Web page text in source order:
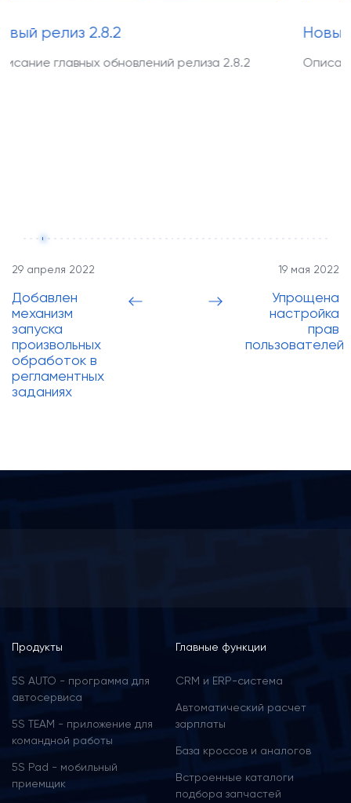
обновлений релиза 2.8.2
Новый релиз 2.8.1
Описание главных
29 апреля 2022
Добавлен
механизм
запуска
произвольных
обработок в
регламентных
заданиях
19 мая 2022
Упрощена
настройка
прав
пользователей
Menu
footer
Продукты
5S AUTO - программа для
автосервиса
5S TEAM - приложение для
командной работы
5S Pad - мобильный
приемщик
Главные функции
CRM и ERP-cистема
Автоматический расчет
зарплаты
База кроссов и аналогов
Встроенные каталоги
подбора запчастей